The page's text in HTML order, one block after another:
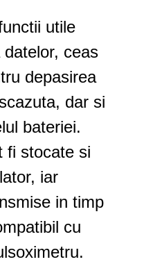
utile
ceas
depasirea
dar si
bateriei.
fi stocate si
iar
in timp
cu